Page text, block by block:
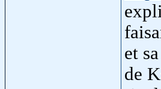
et
de